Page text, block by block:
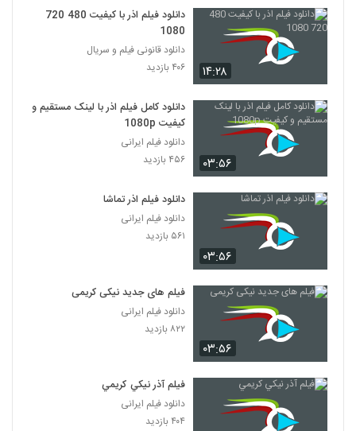
۱۴:۲۸
دانلود فیلم اذر با کیفیت 480 720
1080
دانلود قانونی فیلم و سریال
۴۰۶ بازدید
۰۳:۵۶
دانلود کامل فیلم اذر با لینک مستقیم و
کیفیت 1080p
دانلود فیلم ایرانی
۴۵۶ بازدید
۰۳:۵۶
دانلود فیلم اذر تماشا
دانلود فیلم ایرانی
۵۶۱ بازدید
۰۳:۵۶
فیلم های جدید نیکی کریمی
دانلود فیلم ایرانی
۸۲۲ بازدید
فيلم آذر نيكي كريمي
دانلود فیلم ایرانی
۴۰۴ بازدید